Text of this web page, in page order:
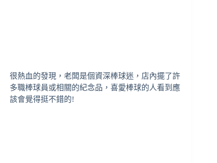
很熱血的發現，老闆是個資深棒球迷，店內擺了許
多職棒球員或相關的紀念品，喜愛棒球的人看到應
該會覺得挺不錯的!